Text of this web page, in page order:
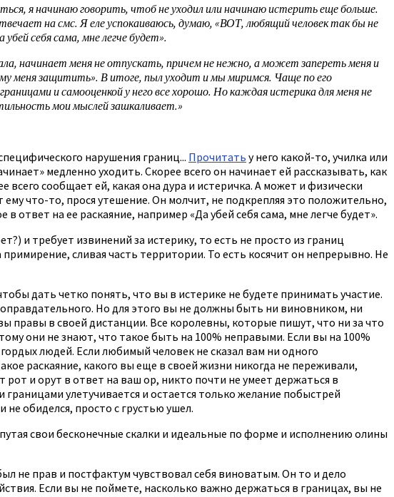
я начинаю говорить, чтоб не уходил или начинаю истерить еще больше.
на смс. Я еле успокаиваюсь, думаю, «ВОТ, любящий человек так бы не
себя сама, мне легче будет».
начинает меня не отпускать, причем не нежно, а может запереть меня и
меня защитить». В итоге, пыл уходит и мы миримся. Чаще по его
и самооценкой у него все хорошо. Но каждая истерика для меня не
мои мыслей зашкаливает.»
нарушения границ... Прочитать у него какой-то, училка или
медленно уходить. Скорее всего он начинает ей рассказывать, как
всего сообщает ей, какая она дура и истеричка. А может и физически
что-то, прося утешение. Он молчит, не подкрепляя это положительно,
ответ на ее раскаяние, например «Да убей себя сама, мне легче будет».
и требует извинений за истерику, то есть не просто из границ
сливая часть территории. То есть косячит он непрерывно. Не
дать четко понять, что вы в истерике не будете принимать участие.
Но для этого вы не должны быть ни виновником, ни
правы в своей дистанции. Все королевны, которые пишут, что ни за что
они не знают, что такое быть на 100% неправыми. Если вы на 100%
людей. Если любимый человек не сказал вам ни одного
раскаяние, какого вы еще в своей жизни никогда не переживали,
и орут в ответ на ваш ор, никто почти не умеет держаться в
улетучивается и остается только желание побыстрей
обиделся, просто с грустью ушел.
свои бесконечные скалки и идеальные по форме и исполнению олины
не прав и постфактум чувствовал себя виноватым. Он то и дело
Если вы не поймете, насколько важно держаться в границах, вы не